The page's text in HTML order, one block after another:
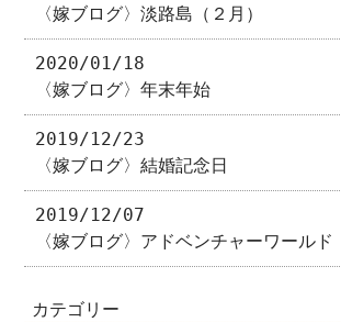
〈嫁ブログ〉淡路島（２月）
2020/01/18
〈嫁ブログ〉年末年始
2019/12/23
〈嫁ブログ〉結婚記念日
2019/12/07
〈嫁ブログ〉アドベンチャーワールド
カテゴリー